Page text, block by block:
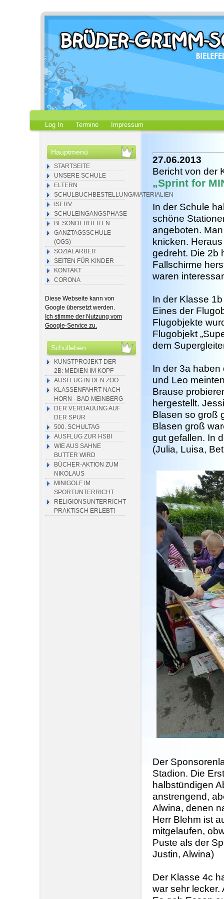
Log In Termine Impressum
Hauptmenü
STARTSEITE
UNSERE SCHULE
ELTERN
SCHULBUCHBESTELLUNG/MATERIALIEN
ISERV
SCHULEINGANGSPHASE
BESONDERHEITEN
GANZTAGSSCHULE
(OGS)
SOZIALARBEIT
SEITEN FÜR KINDER
KONTAKT
CORONA
Diese Webseite kann von
Google übersetzt werden.
Ich stimme der Nutzung vom
Google-Service zu.
Schulleben
KUNSTPROJEKT DER
2B: MEDIEN IM KOPF
AUSFLUG IN DEN ZOO
KLASSENFAHRT NACH
HORN - BAD MEINBERG
DER VERDAUUNG AUF
DER SPUR
500. SCHULTAG
AUSFLUG ZUR HSBI
WIE AUS SAHNE
BUTTER WIRD
BÜCHER-AKTION ZUM
NIKOLAUS
MINIGOLF IM
SPORTUNTERRICHT
RELIGIONSUNTERRICHT
PRAKTISCH ERLEBT!
27.06.2013
Bericht von der
„Sprint for
In der Schule
schöne
angeboten.
knicken.
gedreht. Die 2b
Fallschirme
waren
In der Klasse
Eines der
Flugobjekte
Flugobjekt
dem
In der 3a haben
und Leo
Brause
hergestellt.
Blasen so groß
Blasen groß
gut gefallen. In
(Julia, Luisa,
Der
Stadion. Die
halbstündigen
anstrengend,
Alwina, denen
Herr Blehm ist
mitgelaufen,
Puste als der
Justin, Alwina)
Der Klasse 4c
war sehr